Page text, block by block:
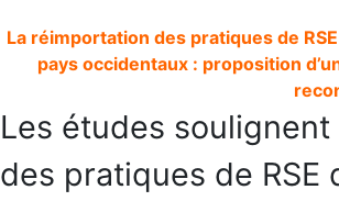
La réimportation des pratiques de
pays occidentaux : proposition
Les études
des pratiques de